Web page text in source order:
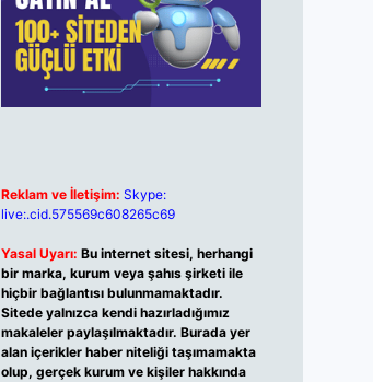
Reklam ve İletişim: Skype:
live:.cid.575569c608265c69
Yasal Uyarı: Bu internet sitesi, herhangi
bir marka, kurum veya şahıs şirketi ile
hiçbir bağlantısı bulunmamaktadır.
Sitede yalnızca kendi hazırladığımız
makaleler paylaşılmaktadır. Burada yer
alan içerikler haber niteliği taşımamakta
olup, gerçek kurum ve kişiler hakkında